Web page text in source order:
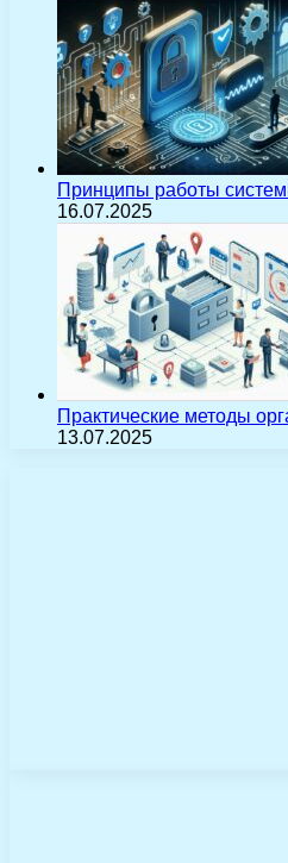
Принципы работы
16.07.2025
Практические методы
13.07.2025